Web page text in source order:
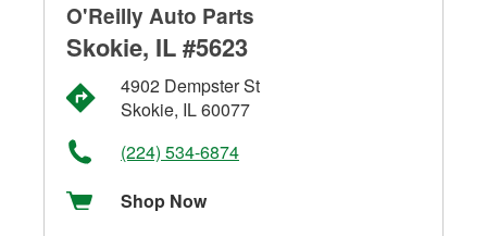
O'Reilly Auto Parts
Skokie, IL #5623
4902 Dempster St
Skokie, IL 60077
(224) 534-6874
Shop Now